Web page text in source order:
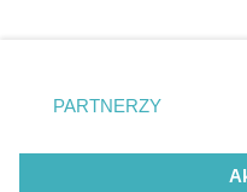
Gliwice
zmienić/wycofać klikając
znajdujący się w lewym
rodzaje przetwarzania
użytkownika, ale masz
PARTNERZY